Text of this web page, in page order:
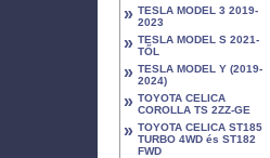
» TESLA MODEL 3 2019-
2023
» TESLA MODEL S 2021-
TŐL
» TESLA MODEL Y (2019-
2024)
» TOYOTA CELICA
COROLLA TS 2ZZ-GE
» TOYOTA CELICA ST185
TURBO 4WD és ST182
FWD